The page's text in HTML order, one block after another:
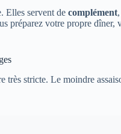
Elles servent de complément
préparez votre propre dîner,
très stricte. Le moindre